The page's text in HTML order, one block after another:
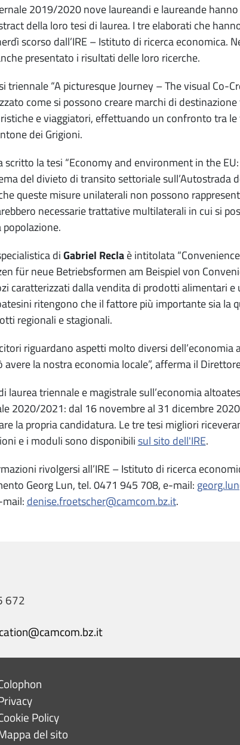
2019/2020 nove laureandi e laureande
della loro tesi di laurea. I tre elaborati che
scorso dall’IRE – Istituto di ricerca economica.
presentato i risultati delle loro ricerche.
triennale “A picturesque Journey – The visual Co-
come si possono creare marchi di
e viaggiatori, effettuando un confronto tra
dei Grigioni.
scritto la tesi “Economy and environment in the
del divieto di transito settoriale sull’Autostrada
queste misure unilaterali non possono
necessarie trattative multilaterali in cui si
diGabriel Reclaè intitolata
für neue Betriebsformen am Beispiel von
caratterizzati dalla vendita di prodotti alimentari
ritengono che il fattore più importante sia la
regionali e stagionali.
riguardano aspetti molto diversi
la nostra economia locale”, afferma il
laurea triennale e magistrale sull’economia
2020/2021: dal 16 novembre al 31 dicembre
la propria candidatura. Le tre tesi migliori
e i moduli sono disponibilisul sito dell'IRE.
rivolgersi all’IRE – Istituto di ricerca
Georg Lun, tel. 0471 945 708, e-mail:
denise.froetscher@camcom.bz.it.
672
footer
Policy
del sito